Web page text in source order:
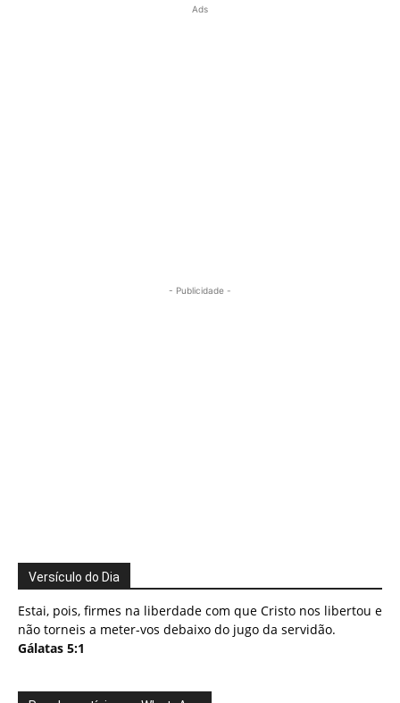
Ads
- Publicidade -
Versículo do Dia
Estai, pois, firmes na liberdade com que Cristo nos libertou e
não torneis a meter-vos debaixo do jugo da servidão.
Gálatas 5:1